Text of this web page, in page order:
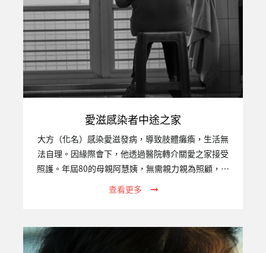
為無證移工。她們不敢去醫院產檢、也通常不會選擇
主動去醫院生產，…
愛滋感染者中途之家
大方（化名）感染愛滋發病，導致肢體癱瘓，生活無
法自理。因緣際會下，他透過醫院轉介關愛之家接受
照護。年屆80的母親阿慧姨，無需親力親為照顧，確
實減輕許多身心負擔，也重獲開朗笑容。儘管經濟不
甚充裕，她依然堅持每月前往屏東中心探訪。途中阿
離；而她身上的斗笠和側背包，將她的身影擠壓得易
發佝僂。她總會待上一整個下午，跟大方叨叨絮絮說
查看更多